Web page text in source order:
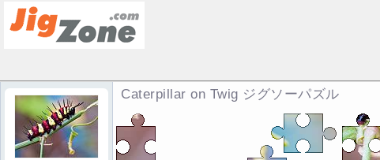
Caterpillar on Twig ジグソーパズル